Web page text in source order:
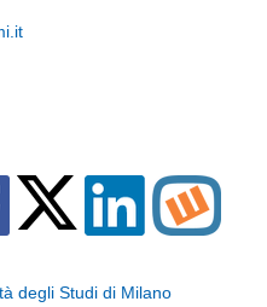
degli Studi di Milano